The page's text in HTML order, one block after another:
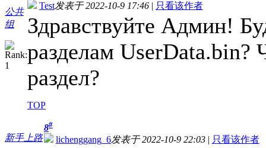
公共
组
Test发表于 2022-10-9 17:46 | 只看该作者
Здравствуйте Админ!
разделам UserData.bin?
раздел?
TOP
新手上路
8#
lichenggang_6发表于 2022-10-9 22:03 | 只看该作者